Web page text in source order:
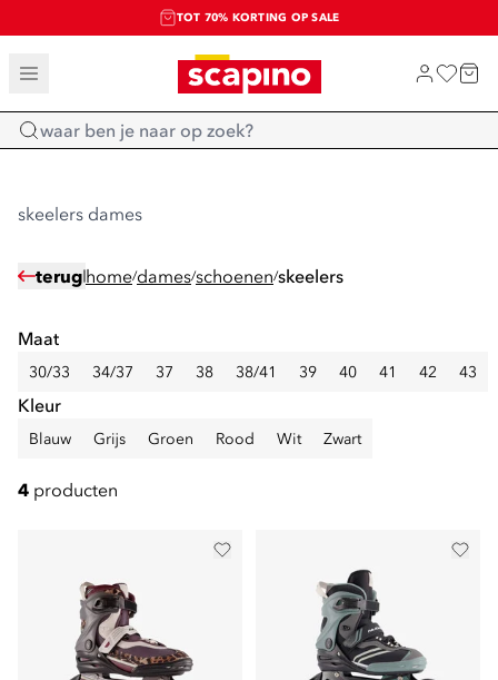
TOT 70% KORTING OP SALE
SALE: LAATSTE KANS!
SHOP NIEUW
Home
skeelers dames
terug home/dames/schoenen/skeelers
Maat
30/33 34/37 37 38 38/41 39 40 41 42 43
Kleur
Blauw Grijs Groen Rood Wit Zwart
4 producten